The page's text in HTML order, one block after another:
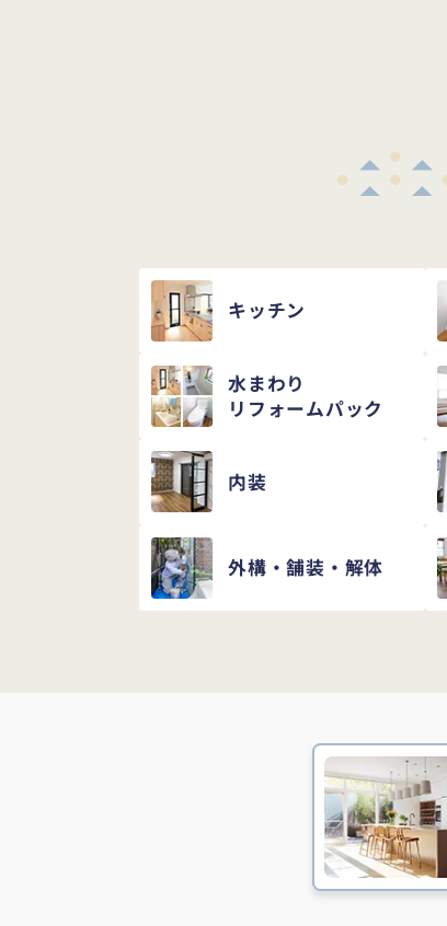
キッチン
水まわり
リフォームパック
内装
外構・舗装・解体